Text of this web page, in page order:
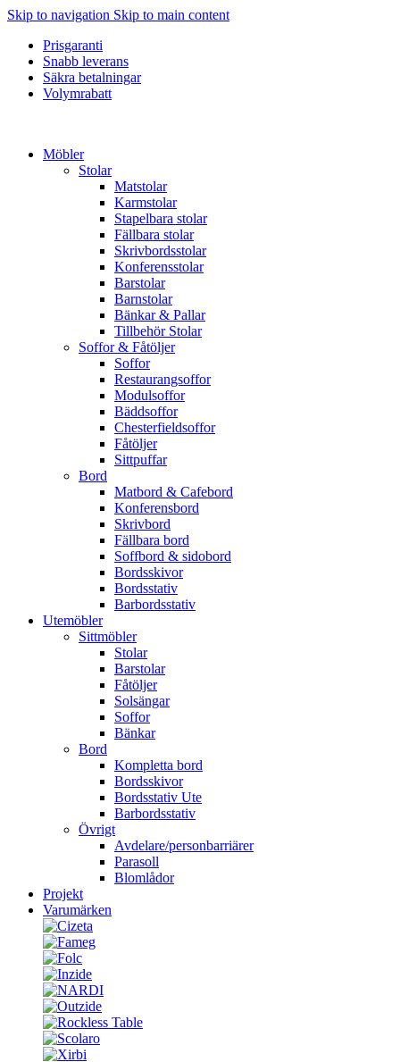
Skip to navigation Skip to main content
Prisgaranti
Snabb leverans
Säkra betalningar
Volymrabatt
Möbler
Stolar
Matstolar
Karmstolar
Stapelbara stolar
Fällbara stolar
Skrivbordsstolar
Konferensstolar
Barstolar
Barnstolar
Bänkar & Pallar
Tillbehör Stolar
Soffor & Fåtöljer
Soffor
Restaurangsoffor
Modulsoffor
Bäddsoffor
Chesterfieldsoffor
Fåtöljer
Sittpuffar
Bord
Matbord & Cafebord
Konferensbord
Skrivbord
Fällbara bord
Soffbord & sidobord
Bordsskivor
Bordsstativ
Barbordsstativ
Utemöbler
Sittmöbler
Stolar
Barstolar
Fåtöljer
Solsängar
Soffor
Bänkar
Bord
Kompletta bord
Bordsskivor
Bordsstativ Ute
Barbordsstativ
Övrigt
Avdelare/personbarriärer
Parasoll
Blomlådor
Projekt
Varumärken